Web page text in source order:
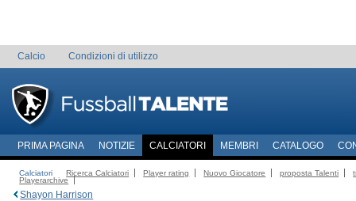
Calcio Condizioni di utilizzo
PRIMA PAGINA NOTIZIE CALCIATORI MEMBRI CATALOGO
Calciatori Ricerca Calciatori Player rating Nuovo Giocatore proposta Talenti
Playerarchive
Shayon Harrison